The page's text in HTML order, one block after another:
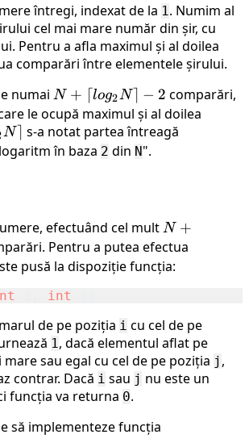
întregi, indexat de la 1. Numim al
cel mai mare număr din șir, cu
Pentru a afla maximul și al doilea
comparări între elementele șirului.
numai N+
⌈log_2N⌉-2
N + ⌈log2N⌉ − 2 comparări,
le ocupă maximul și al doilea
N⌉ s-a notat partea întreagă
în baza 2 din N".
efectuând cel multN+
⌈log_2N⌉-2
N +
Pentru a putea efectua
pusă la dispoziție funcția:
int
de pe poziția i cu cel de pe
1 , dacă elementul aflat pe
mare sau egal cu cel de pe poziția j ,
contrar. Dacă i sau j nu este un
funcția va returna 0.
să implementeze funcția